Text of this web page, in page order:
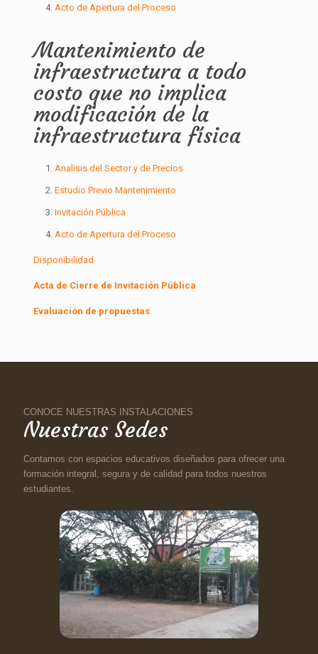
Acto de Apertura del Proceso
Mantenimiento de
infraestructura a todo
costo que no implica
modificación de la
infraestructura física
Analisis del Sector y de Precios
Estudio Previo Mantenimiento
Invitación Pública
Acto de Apertura del Proceso
Disponibilidad
Acta de Cierre de Invitación Pública
Evaluación de propuestas
CONOCE NUESTRAS INSTALACIONES
Nuestras Sedes
Contamos con espacios educativos diseñados para ofrecer una
formación integral, segura y de calidad para todos nuestros
estudiantes.